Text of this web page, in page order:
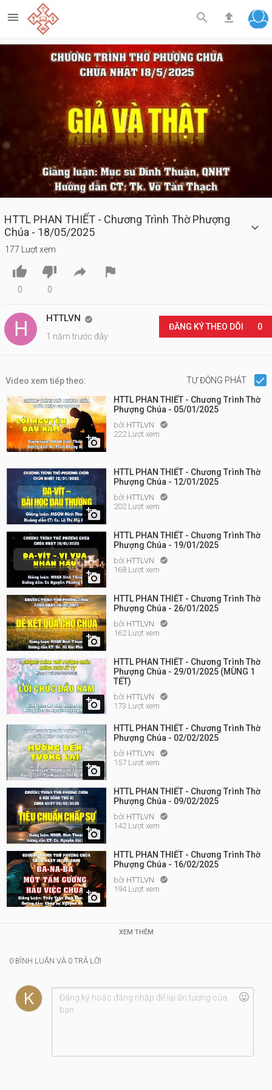
  
Play
Video
HTTL PHAN THIẾT - Chương Trình Thờ Phượng
Chúa - 18/05/2025
177 Lượt xem

0

0
 
HTTLVN 
1 năm trước đây
ĐĂNG KÝ THEO DÕI 0
Video xem tiếp theo: TỰ ĐỘNG PHÁT

HTTL PHAN THIẾT - Chương Trình Thờ
Phượng Chúa - 05/01/2025
bởi HTTLVN 
222 Lượt xem

HTTL PHAN THIẾT - Chương Trình Thờ
Phượng Chúa - 12/01/2025
bởi HTTLVN 
202 Lượt xem

HTTL PHAN THIẾT - Chương Trình Thờ
Phượng Chúa - 19/01/2025
bởi HTTLVN 
168 Lượt xem

HTTL PHAN THIẾT - Chương Trình Thờ
Phượng Chúa - 26/01/2025
bởi HTTLVN 
162 Lượt xem

HTTL PHAN THIẾT - Chương Trình Thờ
Phượng Chúa - 29/01/2025 (MÙNG 1
TẾT)
bởi HTTLVN 
173 Lượt xem

HTTL PHAN THIẾT - Chương Trình Thờ
Phượng Chúa - 02/02/2025
bởi HTTLVN 
157 Lượt xem

HTTL PHAN THIẾT - Chương Trình Thờ
Phượng Chúa - 09/02/2025
bởi HTTLVN 
142 Lượt xem

HTTL PHAN THIẾT - Chương Trình Thờ
Phượng Chúa - 16/02/2025
bởi HTTLVN 
194 Lượt xem
XEM THÊM
0 BÌNH LUẬN VÀ 0 TRẢ LỜI